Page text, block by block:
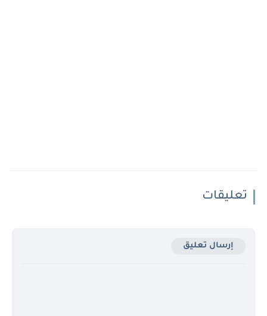
تعليقات
إرسال تعليق